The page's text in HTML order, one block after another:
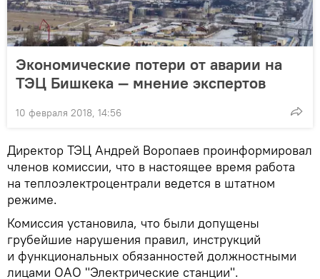
Экономические потери от аварии на
ТЭЦ Бишкека — мнение экспертов
10 февраля 2018, 14:56
Директор ТЭЦ Андрей Воропаев проинформировал
членов комиссии, что в настоящее время работа
на теплоэлектроцентрали ведется в штатном
режиме.
Комиссия установила, что были допущены
грубейшие нарушения правил, инструкций
и функциональных обязанностей должностными
лицами ОАО "Электрические станции".